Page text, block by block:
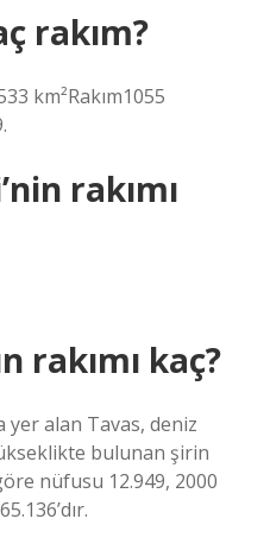
rakım?
km²Rakım1055
rakımı
rakımı kaç?
yer alan Tavas, deniz
bulunan şirin
nüfusu 12.949, 2000